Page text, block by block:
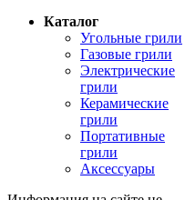
Каталог
Угольные грили
Газовые грили
Электрические
грили
Керамические
грили
Портативные
грили
Аксессуары